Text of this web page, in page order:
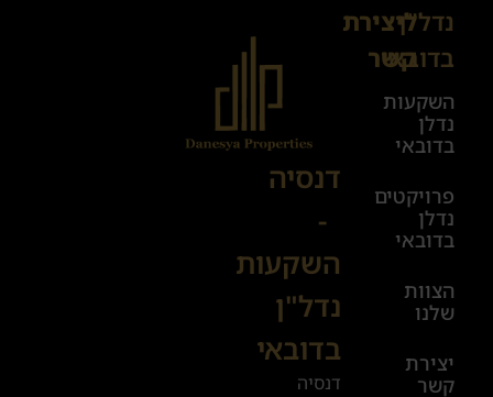
נדל"ן
בדובאי
השקעות
נדלן
בדובאי
פרויקטים
נדלן
בדובאי
הצוות
שלנו
יצירת
קשר
ליצירת
קשר
א׳-ה׳
08:00-
00:00
יום ו׳
08:00-
17:00
+972
52
Sales@danesya.co.il
דנסיה
-
השקעות
נדל"ן
בדובאי
דנסיה